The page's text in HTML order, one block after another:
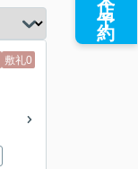
敷礼0